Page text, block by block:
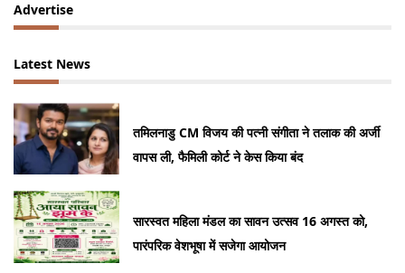
Advertise
Latest News
तमिलनाडु CM विजय की पत्नी संगीता ने तलाक की अर्जी
वापस ली, फैमिली कोर्ट ने केस किया बंद
सारस्वत महिला मंडल का सावन उत्सव 16 अगस्त को,
पारंपरिक वेशभूषा में सजेगा आयोजन